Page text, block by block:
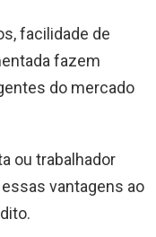
facilidade de
fazem
do mercado
ou trabalhador
vantagens ao